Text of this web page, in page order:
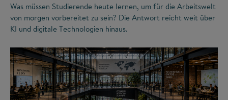
Was müssen Studierende heute lernen, um für die Arbeitswelt
von morgen vorbereitet zu sein? Die Antwort reicht weit über
KI und digitale Technologien hinaus.